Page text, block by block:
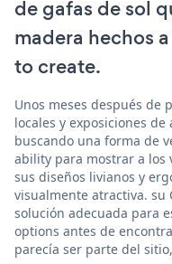
de gafas de sol
madera hechos
to create.
Unos meses después de
locales y exposiciones
buscando una forma de
ability para mostrar a los
sus diseños livianos y
visualmente atractiva.
solución adecuada para
options antes de
parecía ser parte del